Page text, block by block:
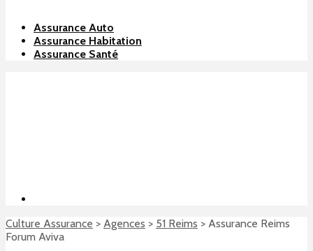
Assurance Auto
Assurance Habitation
Assurance Santé
Culture Assurance > Agences > 51 Reims > Assurance Reims
Forum Aviva